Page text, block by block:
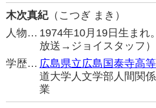
木次真紀（こつぎ まき）
人物… 1974年10月19日生まれ
放送→ジョイスタッフ）
学歴… 広島県立広島国泰寺高
道大学人文学部人間関
業